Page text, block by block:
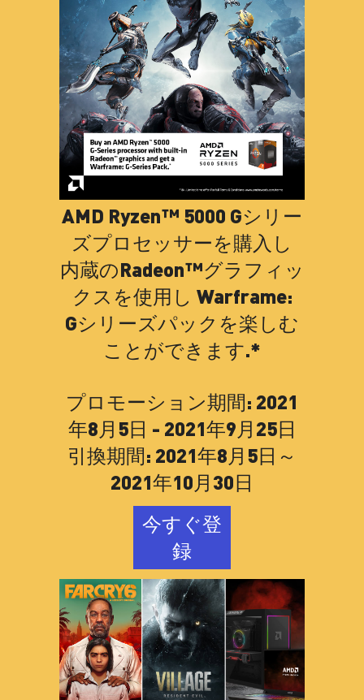
AMD Ryzen™ 5000 Gシリー
ズプロセッサーを購入し
内蔵のRadeon™グラフィッ
クスを使用し Warframe:
Gシリーズパックを楽しむ
ことができます.*
プロモーション期間: 2021
年8月5日 - 2021年9月25日
引換期間: 2021年8月5日～
2021年10月30日
今すぐ登
録